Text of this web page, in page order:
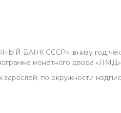
БАНК СССР», внизу год
монетного двора
зарослей, по окружности